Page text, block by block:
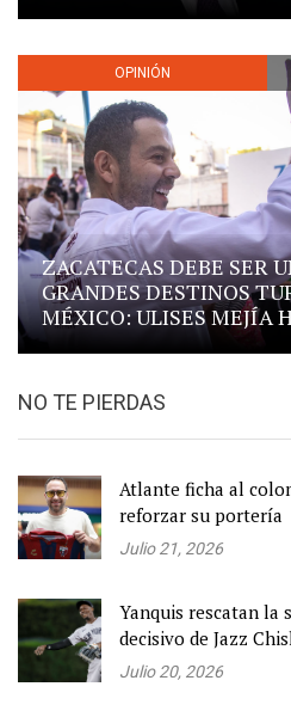
OPINIÓN
ZACATECAS DEBE SER
GRANDES DESTINOS
MÉXICO: ULISES MEJÍA
NO TE PIERDAS
Atlante ficha al
reforzar su portería
Julio 21, 2026
Yanquis rescatan la
decisivo de Jazz
Julio 20, 2026